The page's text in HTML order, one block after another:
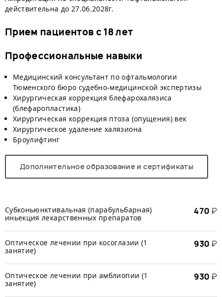
действительна до 27.06.2028г.
Прием пациентов с 18 лет
Профессиональные навыки
Медицинский консультант по офтальмологии
Тюменского бюро судебно-медицинской экспертизы
Хирургическая коррекция блефарохалязиса
(блефаропластика)
Хирургическая коррекция птоза (опущения) век
Хирургическое удаление халязиона
Броулифтинг
Дополнительное образование и сертификаты
Субконьюнктивальная (парабульбарная)
иньекция лекарственных препаратов
470 ₽
Оптическое лечении при косоглазии (1
занятие)
930 ₽
Оптическое лечении при амблиопии (1
занятие)
930 ₽